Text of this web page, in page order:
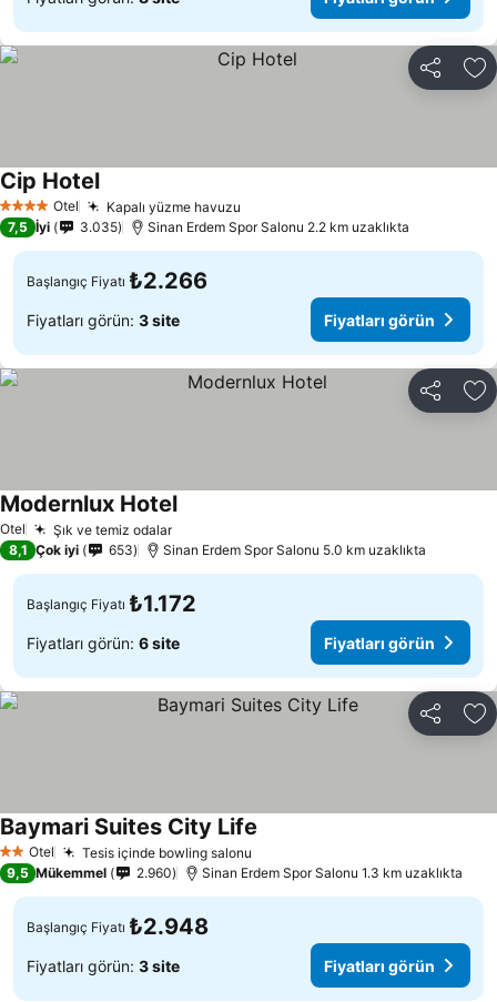
Paylaş
4 Yıldız Otel Kapalı yüzme havuzu
Cip HotelFiyatları görün
7,5 İyi 3.035 Sinan Erdem Spor Salonu 2.2 km uzaklıkta
Başlangıç Fiyatı ₺2.266
Fiyatları görün: 3 site Fiyatları görün
Paylaş
Otel Şık ve temiz odalarFiyatları görün
Modernlux HotelFiyatları görün
8,1 Çok iyi 653 Sinan Erdem Spor Salonu 5.0 km uzaklıkta
Başlangıç Fiyatı ₺1.172
Fiyatları görün: 6 site Fiyatları görün
Paylaş
2 Yıldız
Otel Tesis içinde bowling salonu
Baymari Suites City Life
9,5 Mükemmel 2.960 Sinan Erdem Spor Salonu 1.3 km uzaklıkta
Başlangıç Fiyatı ₺2.948
Fiyatları görün: 3 site Fiyatları görün